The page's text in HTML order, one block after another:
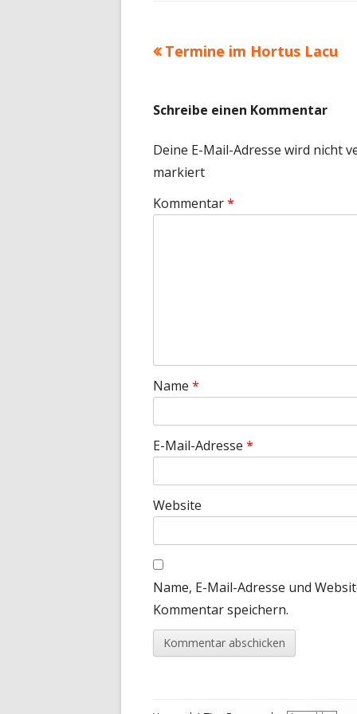
Beitragsnavigation
Vorheriger
Termine im Hortus Lacu
Schreibe einen Kommentar
Deine E-Mail-Adresse wird nicht
markiert
Kommentar*
Name *
E-Mail-Adresse *
Website
Name, E-Mail-Adresse und
Kommentar speichern.